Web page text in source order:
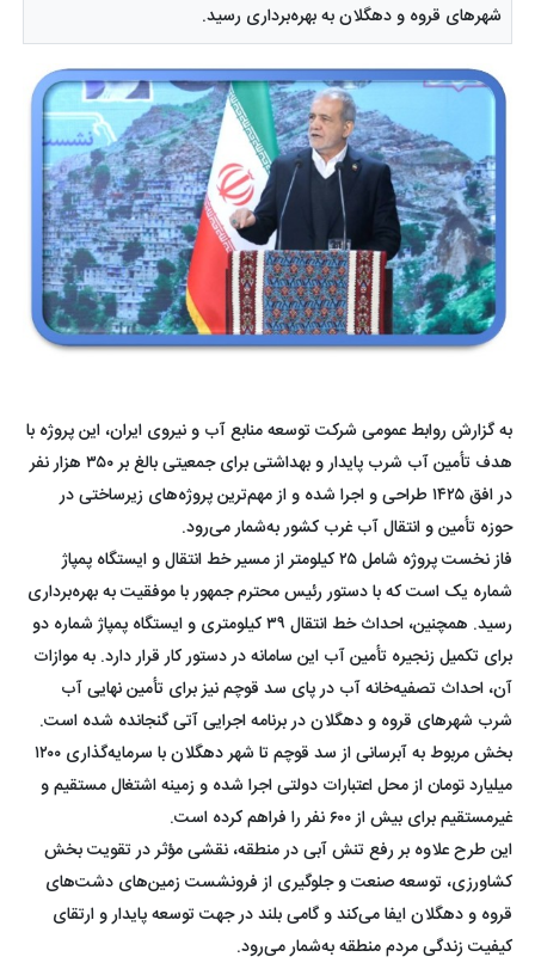
شهرهای قروه و دهگلان به بهره‌برداری رسید.
به گزارش روابط عمومی شرکت توسعه منابع آب و نیروی ایران، این پروژه با
هدف تأمین آب شرب پایدار و بهداشتی برای جمعیتی بالغ بر ۳۵۰ هزار نفر
در افق ۱۴۲۵ طراحی و اجرا شده و از مهم‌ترین پروژه‌های زیرساختی در
حوزه تأمین و انتقال آب غرب کشور به‌شمار می‌رود.
فاز نخست پروژه شامل ۲۵ کیلومتر از مسیر خط انتقال و ایستگاه پمپاژ
شماره یک است که با دستور رئیس‌ محترم جمهور با موفقیت به بهره‌برداری
رسید. همچنین، احداث خط انتقال ۳۹ کیلومتری و ایستگاه پمپاژ شماره دو
برای تکمیل زنجیره تأمین آب این سامانه در دستور کار قرار دارد. به موازات
آن، احداث تصفیه‌خانه آب در پای سد قوچم نیز برای تأمین نهایی آب
شرب شهرهای قروه و دهگلان در برنامه اجرایی آتی گنجانده شده است.
بخش مربوط به آبرسانی از سد قوچم تا شهر دهگلان با سرمایه‌گذاری ۱۲۰۰
میلیارد تومان از محل اعتبارات دولتی اجرا شده و زمینه اشتغال مستقیم و
غیرمستقیم برای بیش از ۶۰۰ نفر را فراهم کرده است.
این طرح علاوه بر رفع تنش آبی در منطقه، نقشی مؤثر در تقویت بخش
کشاورزی، توسعه صنعت و جلوگیری از فرونشست زمین‌های دشت‌های
قروه و دهگلان ایفا می‌کند و گامی بلند در جهت توسعه پایدار و ارتقای
کیفیت زندگی مردم منطقه به‌شمار می‌رود.